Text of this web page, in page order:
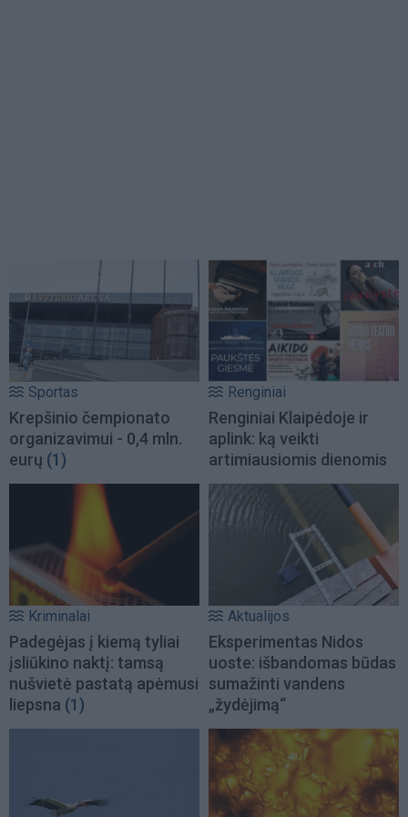
Sportas
Krepšinio čempionato
organizavimui - 0,4 mln.
eurų (1)
Renginiai
Renginiai Klaipėdoje ir
aplink: ką veikti
artimiausiomis dienomis
Kriminalai
Padegėjas į kiemą tyliai
įsliūkino naktį: tamsą
nušvietė pastatą apėmusi
liepsna (1)
Aktualijos
Eksperimentas Nidos
uoste: išbandomas būdas
sumažinti vandens
„žydėjimą“